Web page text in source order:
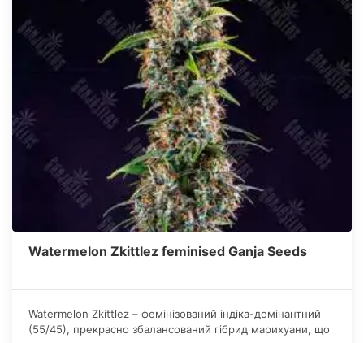
Watermelon Zkittlez feminised Ganja Seeds
Watermelon Zkittlez – фемінізований індіка-домінантний
(55/45), прекрасно збалансований гібрид марихуани, що